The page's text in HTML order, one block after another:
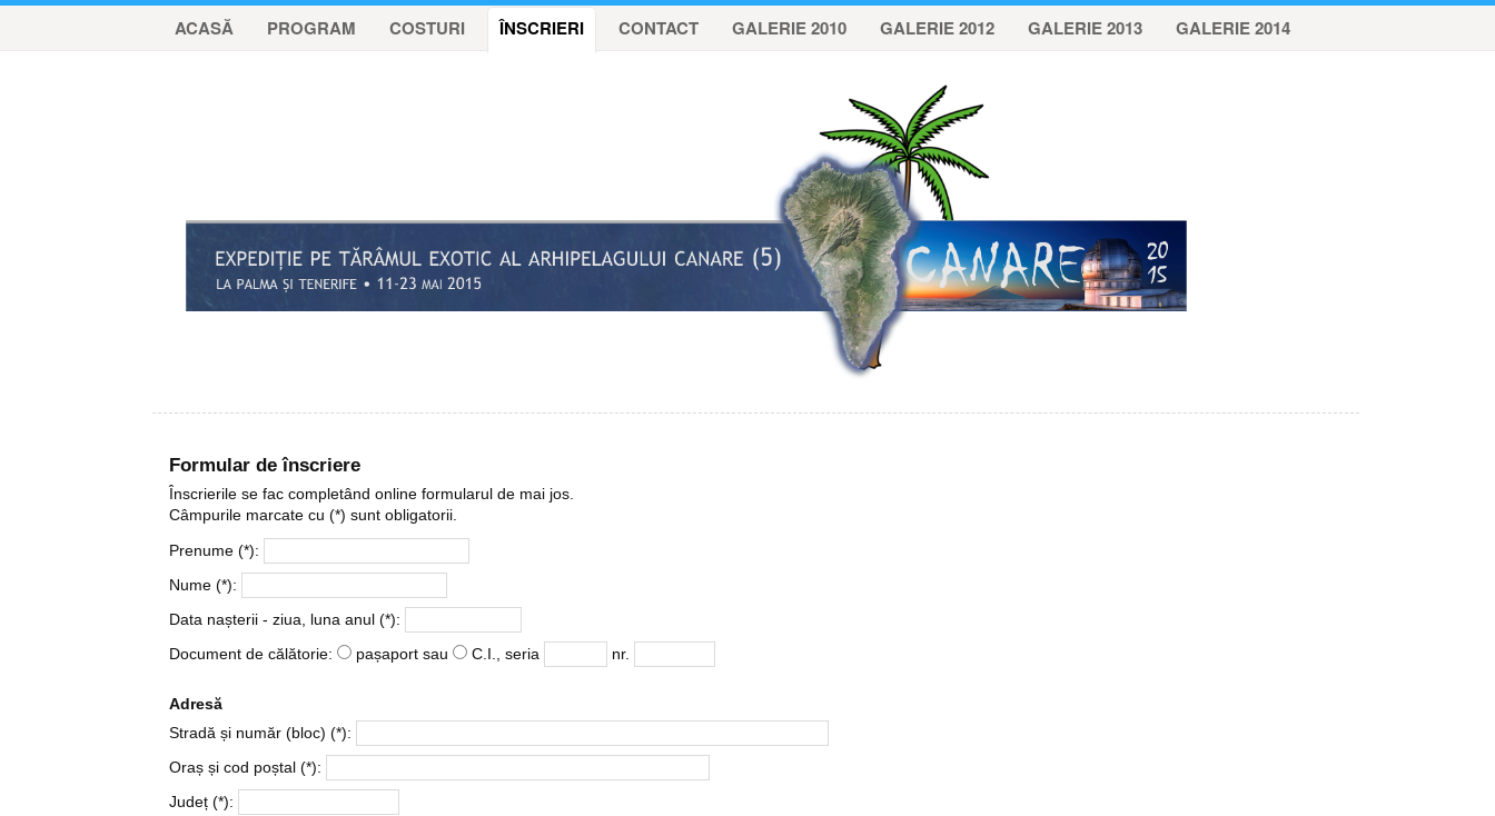
ACASĂ PROGRAM COSTURI ÎNSCRIERI CONTACT GALERIE 2010 GALERIE 2012 GALERIE 2013 GALERIE 2014
Formular de înscriere
Înscrierile se fac completând online formularul de mai jos.
Câmpurile marcate cu (*) sunt obligatorii.
Prenume (*):
Nume (*):
Data nașterii - ziua, luna anul (*):
Document de călătorie:
pașaport sau C.I. , seria nr.
Adresă
Stradă și număr (bloc) (*):
Oraș și cod poștal (*):
Județ (*):